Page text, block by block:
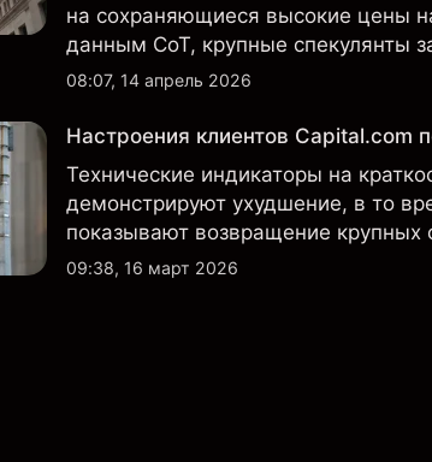
на сохраняющиеся высокие цены
данным CoT, крупные спекулянты
короткую позицию.
08:07, 14 апрель 2026
Настроения клиентов Capital.com
Технические индикаторы на
демонстрируют ухудшение, в то
показывают возвращение
позициям согласно отчету
09:38, 16 март 2026